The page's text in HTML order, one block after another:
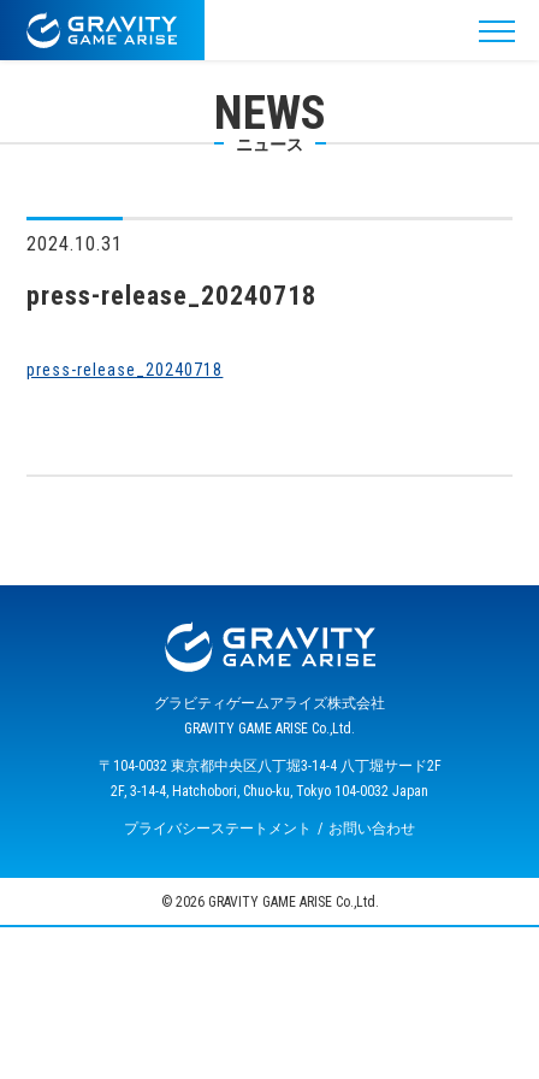
NEWS
ニュース
2024.10.31
press-release_20240718
press-release_20240718
グラビティゲームアライズ株式会社
GRAVITY GAME ARISE Co.,Ltd.
〒104-0032 東京都中央区八丁堀3-14-4 八丁堀サード2F
2F, 3-14-4, Hatchobori, Chuo-ku, Tokyo 104-0032 Japan
プライバシーステートメント お問い合わせ
© 2026 GRAVITY GAME ARISE Co.,Ltd.